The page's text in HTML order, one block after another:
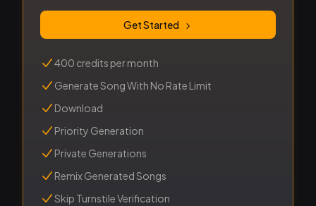
Get Started
400 credits per month
Generate Song With No Rate Limit
Download
Priority Generation
Private Generations
Remix Generated Songs
Skip Turnstile Verification